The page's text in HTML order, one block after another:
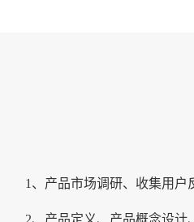
1、产品市场调研、收集用
2、产品定义、产品概念设